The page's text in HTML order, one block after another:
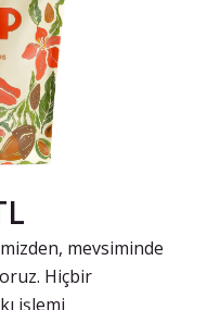
mevsiminde
Hiçbir
işlemi